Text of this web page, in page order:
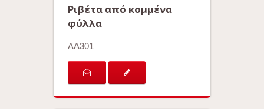
Ριβέτα από κομμένα
φύλλα
AA301